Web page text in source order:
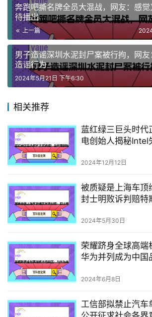
奔跑吧撕名牌全员大混战，网友：感
待播出
上一篇
男子造谣深圳水泥封尸案被行拘，网友
造谣行为
2024年5月21日 下午6:30
相关推荐
蓝红绿三巨头时代
电创始人揭秘Intel
2024年12月12日
被质疑是上海车顶
封士明败诉判赔特
2024年5月30日
荣耀跻身全球高端
华为并列成为中国
2024年6月8日
工信部拟禁止汽车